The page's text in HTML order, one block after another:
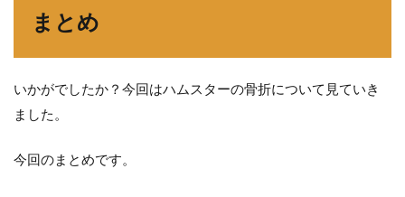
まとめ
いかがでしたか？今回はハムスターの骨折について見ていき
ました。
今回のまとめです。